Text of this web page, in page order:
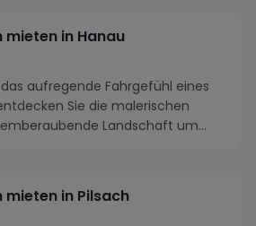
in Hanau
aufregende Fahrgefühl eines
Sie die malerischen
Landschaft um
in Pilsach